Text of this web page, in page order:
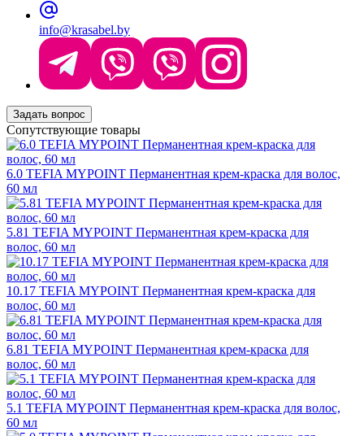
info@krasabel.by
Задать вопрос
Сопутствующие товары
6.0 TEFIA MYPOINT Перманентная крем-краска для волос,
60 мл
5.81 TEFIA MYPOINT Перманентная крем-краска для
волос, 60 мл
10.17 TEFIA MYPOINT Перманентная крем-краска для
волос, 60 мл
6.81 TEFIA MYPOINT Перманентная крем-краска для
волос, 60 мл
5.1 TEFIA MYPOINT Перманентная крем-краска для волос,
60 мл